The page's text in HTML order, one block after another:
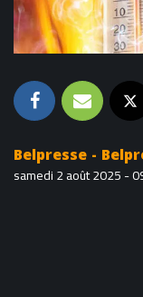
Belpresse -
samedi 2 août 2025 -